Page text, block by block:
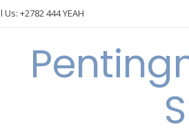
Us: +2782 444 YEAH